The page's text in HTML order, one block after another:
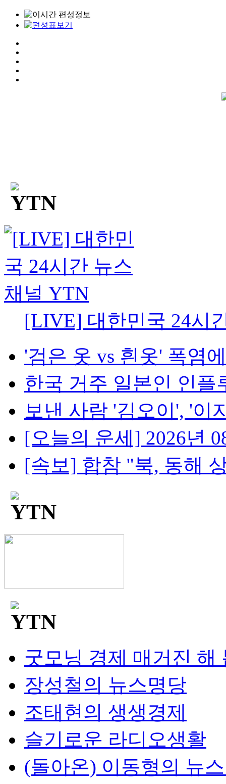
[LIVE] 대한민국 24시
'검은 옷 vs 흰옷' 폭염
한국 거주 일본인 인플
보낸 사람 '김오이', '이
[오늘의 운세] 2026년
[속보] 합참 "북, 동해
굿모닝 경제 매거진 해
장성철의 뉴스명당
조태현의 생생경제
슬기로운 라디오생활
(돌아온) 이동형의 뉴